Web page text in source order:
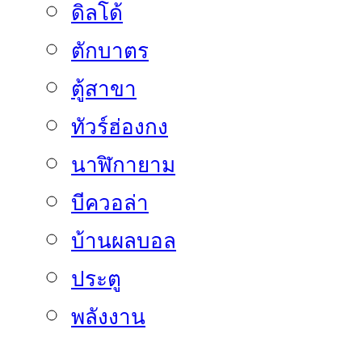
ดิลโด้
ตักบาตร
ตู้สาขา
ทัวร์ฮ่องกง
นาฬิกายาม
บีควอล่า
บ้านผลบอล
ประตู
พลังงาน